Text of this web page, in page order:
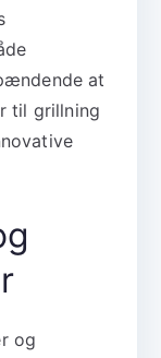
at
til grillning
og